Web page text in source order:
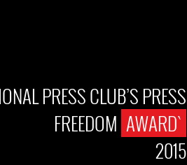
PRESS CLUB’S PRESS
FREEDOM AWARD`
2015